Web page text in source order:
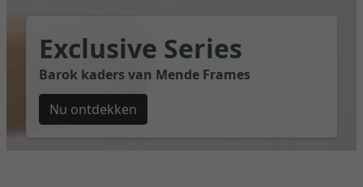
Exclusive Series
Barok kaders van Mende Frames
Nu ontdekken